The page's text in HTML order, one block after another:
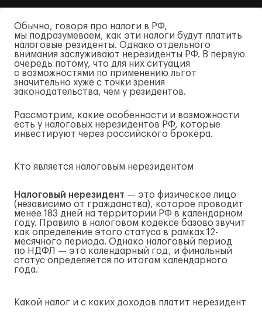
Обычно, говоря про налоги в РФ,
мы подразумеваем, как эти налоги будут платить
налоговые резиденты. Однако отдельного
внимания заслуживают нерезиденты РФ. В первую
очередь потому, что для них ситуация
с возможностями по применению льгот
значительно хуже с точки зрения
законодательства, чем у резидентов.
Рассмотрим, какие особенности и возможности
есть у налоговых нерезидентов РФ, которые
инвестируют через российского брокера.
Кто является налоговым нерезидентом
Налоговый нерезидент — это физическое лицо
(независимо от гражданства), которое проводит
менее 183 дней на территории РФ в календарном
году. Правило в налоговом кодексе базово звучит
как определение этого статуса в рамках 12-
месячного периода. Однако налоговый период
по НДФЛ — это календарный год, и финальный
статус определяется по итогам календарного
года.
Какой налог и с каких доходов платит нерезидент